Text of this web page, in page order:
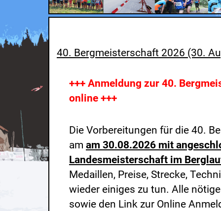
40. Bergmeisterschaft 2026 (30.
+++ Anmeldung zur 40.
online +++
Die Vorbereitungen für die 40.
am am 30.08.2026 mit
Landesmeisterschaft im
Medaillen, Preise, Strecke,
wieder einiges zu tun. Alle
sowie den Link zur Online